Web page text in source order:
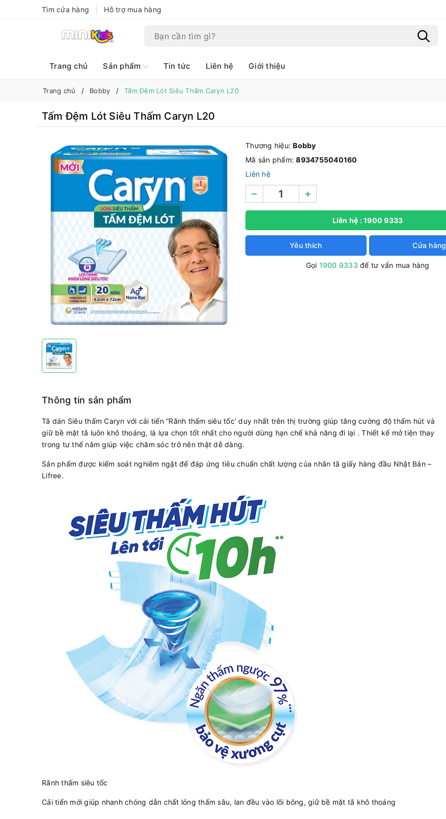
Tìm cửa hàng Hỗ trợ mua hàng
Trang chủ Sản phẩm Tin tức Liên hệ Giới thiệu
Trang chủ Bobby Tấm Đệm Lót Siêu Thấm Caryn L20
Tấm Đệm Lót Siêu Thấm Caryn L20
Thương hiệu:Bobby
Mã sản phẩm:8934755040160
Liên hệ
– +
Liên hệ : 1900 9333
Yêu thích Cửa hàng
Gọi 1900 9333 để tư vấn mua hàng
Thông tin sản phẩm
Tã dán Siêu thấm Caryn với cải tiến “Rãnh thấm siêu tốc’ duy nhất trên thị trường giúp tăng cường độ thấm hút và
giữ bề mặt tã luôn khô thoáng, là lựa chọn tốt nhất cho người dùng hạn chế khả năng đi lại . Thiết kế mở tiện thay
trong tư thế nằm giúp việc chăm sóc trở nên thật dễ dàng.
Sản phẩm được kiểm soát nghiêm ngặt để đáp ứng tiêu chuẩn chất lượng của nhãn tã giấy hàng đầu Nhật Bản –
Lifree.
Rãnh thấm siêu tốc
Cải tiến mới giúp nhanh chóng dẫn chất lỏng thấm sâu, lan đều vào lõi bông, giữ bề mặt tã khô thoáng